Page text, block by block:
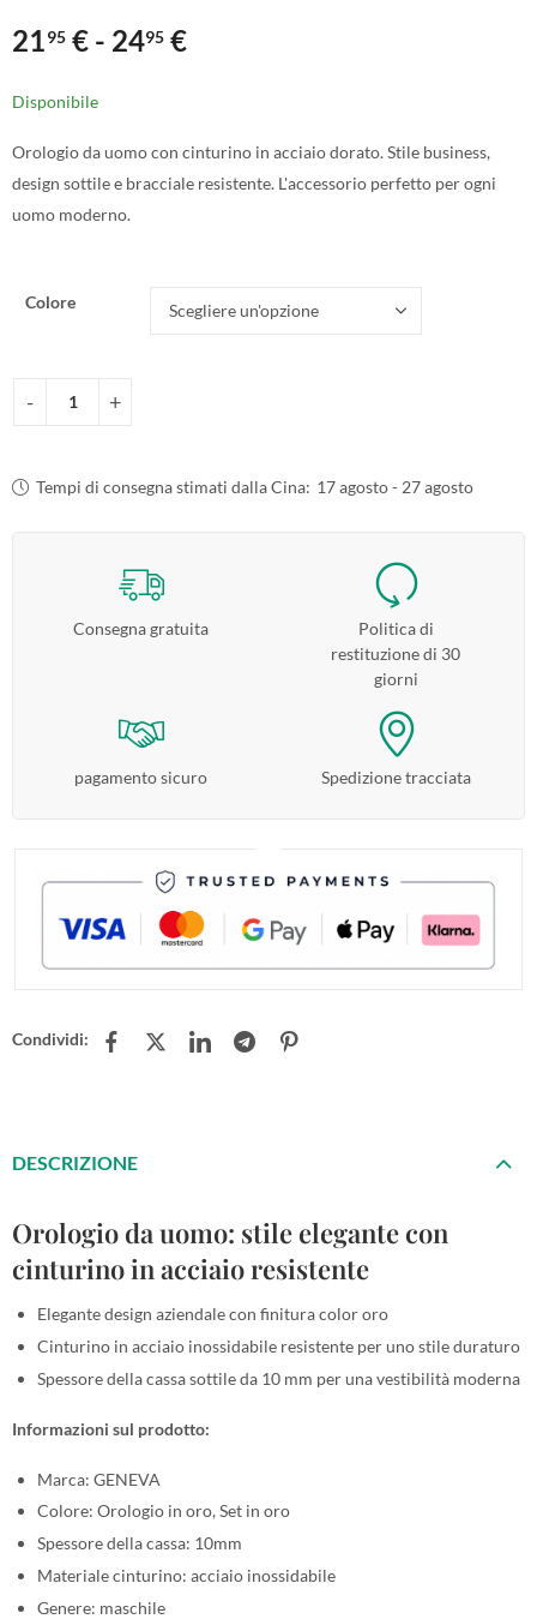
2195 € - 2495 €
Disponibile
Orologio da uomo con cinturino in acciaio dorato. Stile business,
design sottile e bracciale resistente. L'accessorio perfetto per ogni
uomo moderno.
Colore
Tempi di consegna stimati dalla Cina: 17 agosto - 27 agosto
Consegna gratuita
Politica di
restituzione di 30
giorni
pagamento sicuro Spedizione tracciata
Condividi:
DESCRIZIONE
Orologio da uomo: stile elegante con
cinturino in acciaio resistente
Elegante design aziendale con finitura color oro
Cinturino in acciaio inossidabile resistente per uno stile duraturo
Spessore della cassa sottile da 10 mm per una vestibilità moderna
Informazioni sul prodotto:
Marca: GENEVA
Colore: Orologio in oro, Set in oro
Spessore della cassa: 10mm
Materiale cinturino: acciaio inossidabile
Genere: maschile